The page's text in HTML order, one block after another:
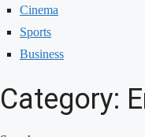
Cinema
Sports
Business
Category: